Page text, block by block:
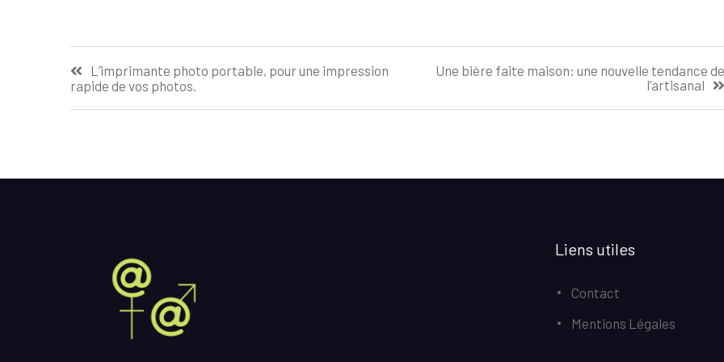
Navigation
de
L’imprimante photo portable, pour une impression
rapide de vos photos.
Une bière faite maison: une nouvelle tendance de
l’artisanal
Liens utiles
Contact
Mentions Légales